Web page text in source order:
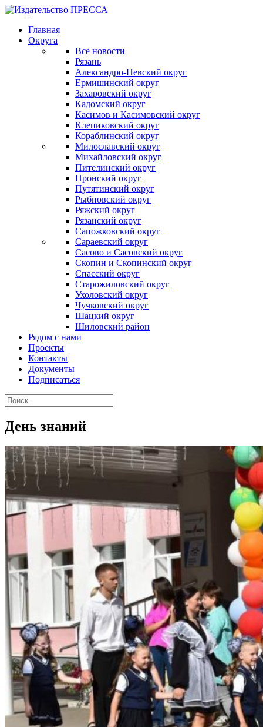
Главная
Округа
Все новости
Рязань
Александро-Невский округ
Ермишинский округ
Захаровский округ
Кадомский округ
Касимов и Касимовский округ
Клепиковский округ
Кораблинский округ
Милославский округ
Михайловский округ
Пителинский округ
Пронский округ
Путятинский округ
Рыбновский округ
Ряжский округ
Рязанский округ
Сапожковский округ
Сараевский округ
Сасово и Сасовский округ
Скопин и Скопинский округ
Спасский округ
Старожиловский округ
Ухоловский округ
Чучковский округ
Шацкий округ
Шиловский район
Рядом с нами
Проекты
Контакты
Документы
Подписаться
День знаний